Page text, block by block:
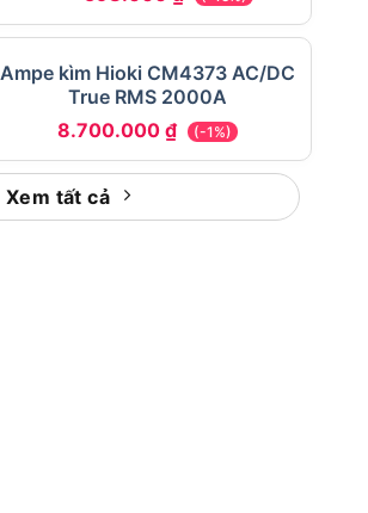
Ampe kìm Hioki CM4373 AC/DC
True RMS 2000A
8.700.000 ₫ (-1%)
Xem tất cả